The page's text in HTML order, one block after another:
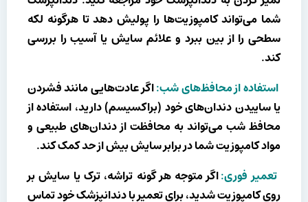
شما می‌تواند کامپوزیت‌ها را پولیش دهد تا هرگونه لکه
سطحی را از بین ببرد و علائم سایش یا آسیب را بررسی
کند.
استفاده از محافظ‌های شب:اگر عادت‌هایی مانند فشردن
یا ساییدن دندان‌های خود (براکسیسم) دارید، استفاده از
محافظ شب می‌تواند به محافظت از دندان‌های طبیعی و
مواد کامپوزیت شما در برابر سایش بیش از حد کمک کند.
تعمیر فوری:اگر متوجه هر گونه تراشه، ترک یا سایش بر
روی کامپوزیت شدید، برای تعمیر با دندانپزشک خود تماس